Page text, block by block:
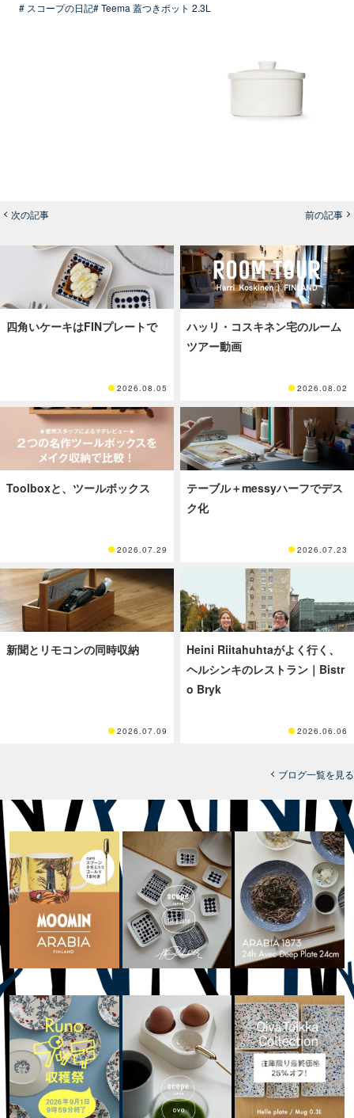
# スコープの日記# Teema 蓋つきポット 2.3L
次の記事 前の記事
四角いケーキはFINプレートで
2026.08.05
ハッリ・コスキネン宅のルーム
ツアー動画
2026.08.02
Toolboxと、ツールボックス
2026.07.29
テーブル＋messyハーフでデス
ク化
2026.07.23
新聞とリモコンの同時収納
2026.07.09
Heini Riitahuhtaがよく行く、
ヘルシンキのレストラン｜Bistr
o Bryk
2026.06.06
ブログ一覧を見る